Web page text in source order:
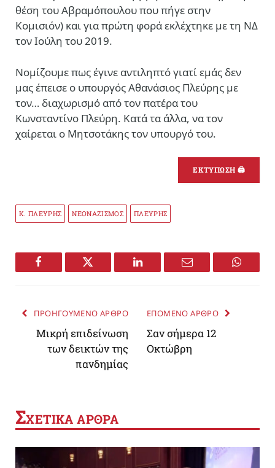
θέση του Αβραμόπουλου που πήγε στην
Κομισιόν) και για πρώτη φορά εκλέχτηκε με τη ΝΔ
τον Ιούλη του 2019.
Νομίζουμε πως έγινε αντιληπτό γιατί εμάς δεν
μας έπεισε ο υπουργός Αθανάσιος Πλεύρης με
τον… διαχωρισμό από τον πατέρα του
Κωνσταντίνο Πλεύρη. Κατά τα άλλα, να τον
χαίρεται ο Μητσοτάκης τον υπουργό του.
ΕΚΤΥΠΩΣΗ 🖨
Κ. ΠΛΕΥΡΗΣ ΝΕΟΝΑΖΙΣΜΟΣ ΠΛΕΥΡΗΣ
Facebook Twitter LinkedIn Email
ΠΡΟΗΓΟΥΜΕΝΟ ΑΡΘΡΟ
Μικρή επιδείνωση
των δεικτών της
πανδημίας
ΕΠΟΜΕΝΟ ΑΡΘΡΟ
Σαν σήμερα 12
Οκτώβρη
ΣΧΕΤΙΚΑ ΑΡΘΡΑ